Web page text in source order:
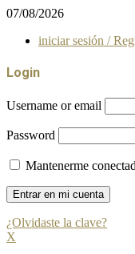
07/08/2026
iniciar sesión /
Login
Username or email
Password
Mantenerme
¿Olvidaste la clave?
X